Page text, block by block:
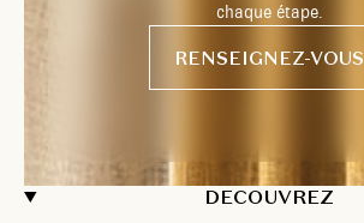
DECOUVREZ
chaque étape.
RENSEIGNEZ-VOUS